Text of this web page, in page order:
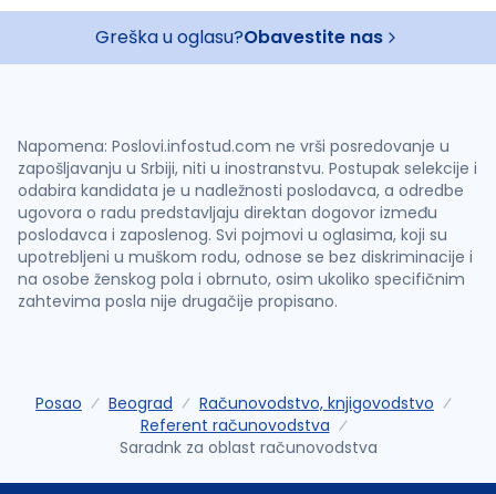
Greška u oglasu?Obavestite nas
Napomena: Poslovi.infostud.com ne vrši posredovanje u
zapošljavanju u Srbiji, niti u inostranstvu. Postupak selekcije i
odabira kandidata je u nadležnosti poslodavca, a odredbe
ugovora o radu predstavljaju direktan dogovor između
poslodavca i zaposlenog. Svi pojmovi u oglasima, koji su
upotrebljeni u muškom rodu, odnose se bez diskriminacije i
na osobe ženskog pola i obrnuto, osim ukoliko specifičnim
zahtevima posla nije drugačije propisano.
Posao Beograd
Računovodstvo, knjigovodstvo
Referent računovodstva
Saradnk za oblast računovodstva